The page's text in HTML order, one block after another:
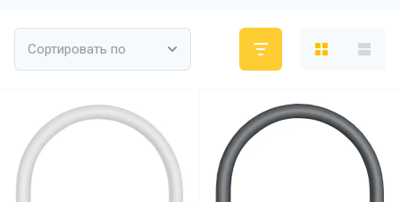
PAULMARK NEXT UN
Paulmark Презентация Мойка+коландер
BS
Смеситель PAULMARK SERPENTINE
Сортировать по